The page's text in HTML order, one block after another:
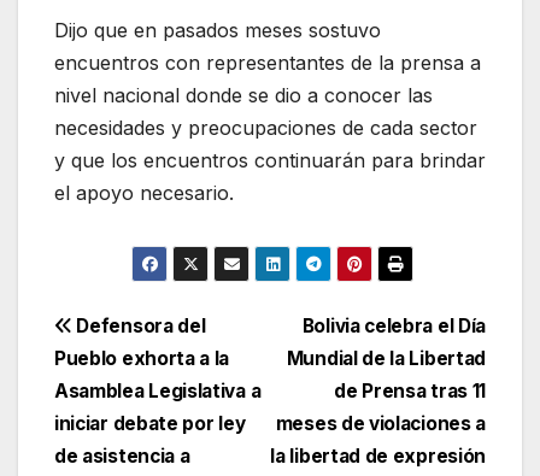
Dijo que en pasados meses sostuvo
encuentros con representantes de la prensa a
nivel nacional donde se dio a conocer las
necesidades y preocupaciones de cada sector
y que los encuentros continuarán para brindar
el apoyo necesario.
Navegación
de
entradas
Bolivia celebra el Día
Mundial de la Libertad
de Prensa tras 11
meses de violaciones a
la libertad de expresión
Defensora del
Pueblo exhorta a la
Asamblea Legislativa a
iniciar debate por ley
de asistencia a